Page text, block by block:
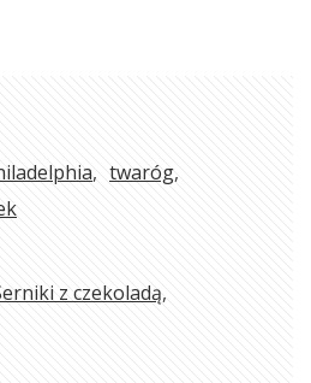
twaróg
z czekoladą